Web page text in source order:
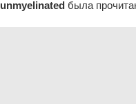
unmyelinated была